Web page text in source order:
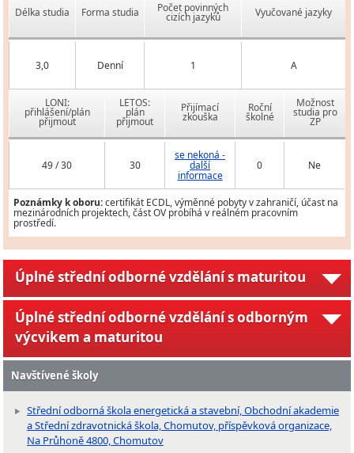
Délka studia Forma studia Počet povinných
cizích jazyků Vyučované jazyky
3,0 Denní 1 A
LONI:
přihlášení/plán
přijmout
LETOS:
plán
přijmout
Přijímací
zkouška
Roční
školné
Možnost
studia pro
ZP
49 / 30 30
se nekoná -
další
informace
0 Ne
Poznámky k oboru:certifikát ECDL, výměnné pobyty v zahraničí, účast na
mezinárodních projektech, část OV probíhá v reálném pracovním
prostředí.
Úplné střední odborné vzdělání s maturitou
Úplné střední odborné vzdělání s odborným
výcvikem a maturitou
Navštívené školy
Střední odborná škola energetická a stavební, Obchodní akademie
a Střední zdravotnická škola, Chomutov, příspěvková organizace,
Na Průhoně 4800, Chomutov